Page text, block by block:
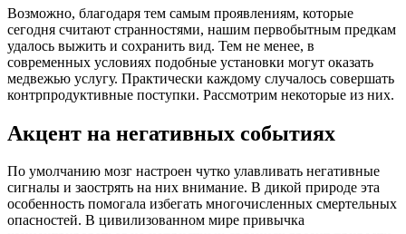
Возможно, благодаря тем самым проявлениям, которые
сегодня считают странностями, нашим первобытным предкам
удалось выжить и сохранить вид. Тем не менее, в
современных условиях подобные установки могут оказать
медвежью услугу. Практически каждому случалось совершать
контрпродуктивные поступки. Рассмотрим некоторые из них.
Акцент на негативных событиях
По умолчанию мозг настроен чутко улавливать негативные
сигналы и заострять на них внимание. В дикой природе эта
особенность помогала избегать многочисленных смертельных
опасностей. В цивилизованном мире привычка